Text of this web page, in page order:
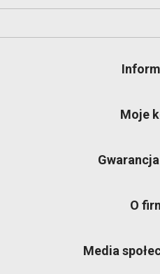
Moje
O
Media